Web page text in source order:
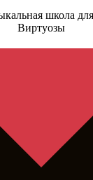
школа для
Виртуозы